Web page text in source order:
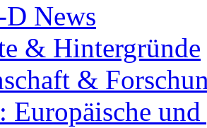
News
& Hintergründe
&
Europäische